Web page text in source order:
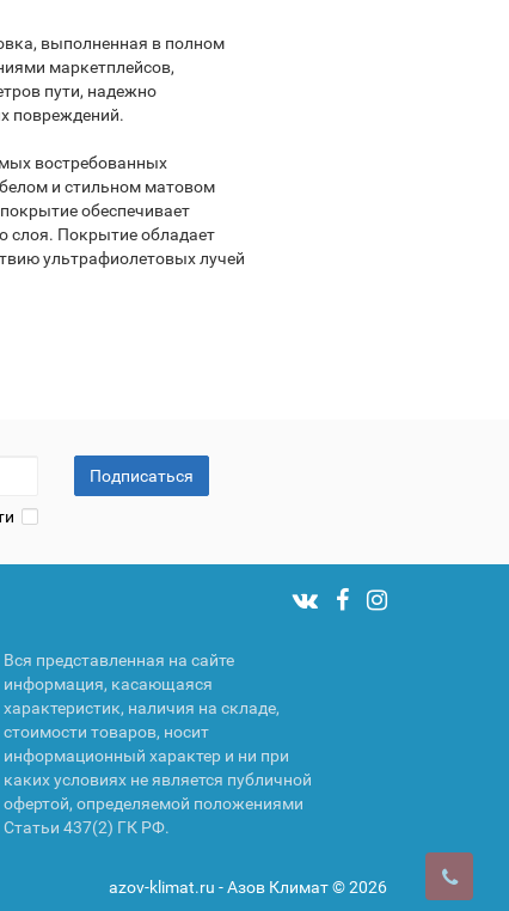
выполненная в полном
маркетплейсов,
пути, надежно
повреждений.
востребованных
и стильном матовом
обеспечивает
слоя. Покрытие обладает
ультрафиолетовых лучей
Подписаться
Вся представленная на сайте
информация, касающаяся
характеристик, наличия на складе,
стоимости товаров, носит
информационный характер и ни при
каких условиях не является публичной
офертой, определяемой положениями
Статьи 437(2) ГК РФ.
azov-klimat.ru - Азов Климат © 2026